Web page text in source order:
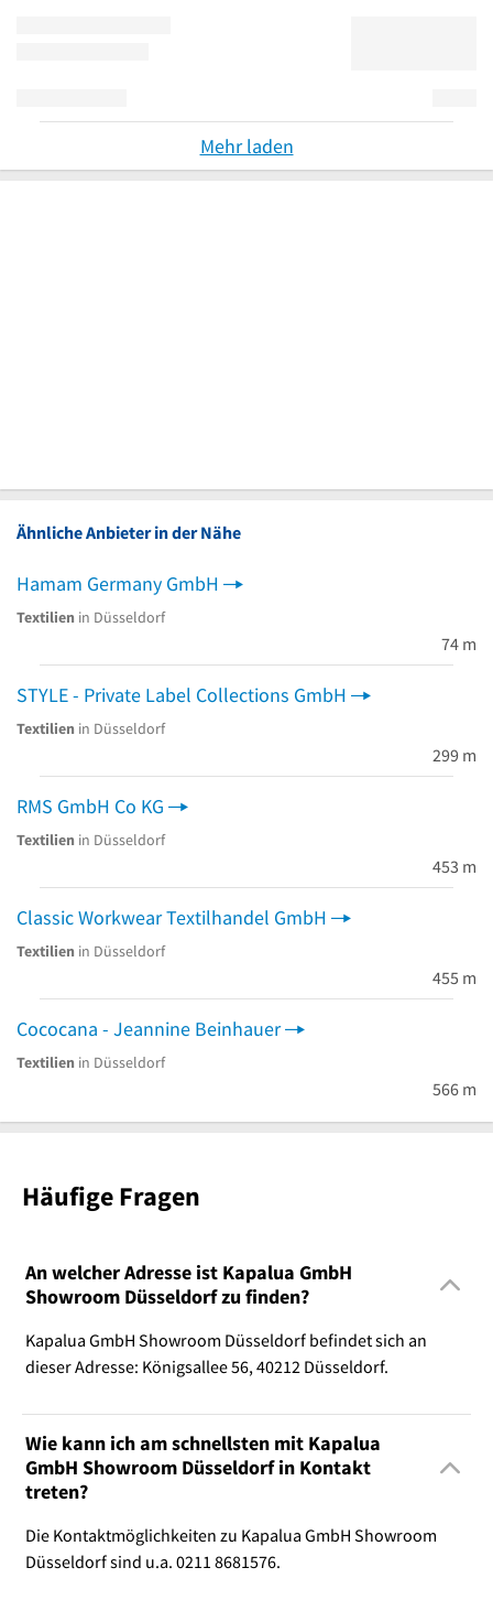
Mehr laden
Ähnliche Anbieter in der Nähe
Hamam Germany GmbH
Textilien in Düsseldorf
74 m
STYLE - Private Label Collections GmbH
Textilien in Düsseldorf
299 m
RMS GmbH Co KG
Textilien in Düsseldorf
453 m
Classic Workwear Textilhandel GmbH
Textilien in Düsseldorf
455 m
Cococana - Jeannine Beinhauer
Textilien in Düsseldorf
566 m
Häufige Fragen
An welcher Adresse ist Kapalua GmbH
Showroom Düsseldorf zu finden?
Kapalua GmbH Showroom Düsseldorf befindet sich an
dieser Adresse: Königsallee 56, 40212 Düsseldorf.
Wie kann ich am schnellsten mit Kapalua
GmbH Showroom Düsseldorf in Kontakt
treten?
Die Kontaktmöglichkeiten zu Kapalua GmbH Showroom
Düsseldorf sind u.a. 0211 8681576.